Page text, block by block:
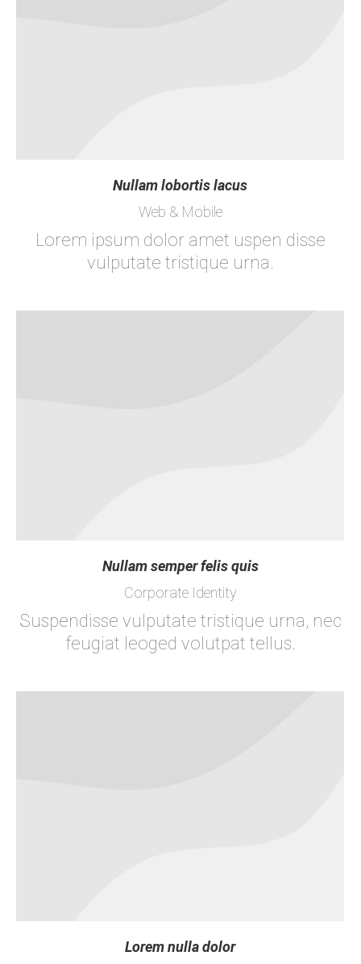
Nullam lobortis lacus
Web & Mobile
Lorem ipsum dolor amet uspen disse
vulputate tristique urna.
Nullam semper felis quis
Corporate Identity
Suspendisse vulputate tristique urna, nec
feugiat leoged volutpat tellus.
Lorem nulla dolor